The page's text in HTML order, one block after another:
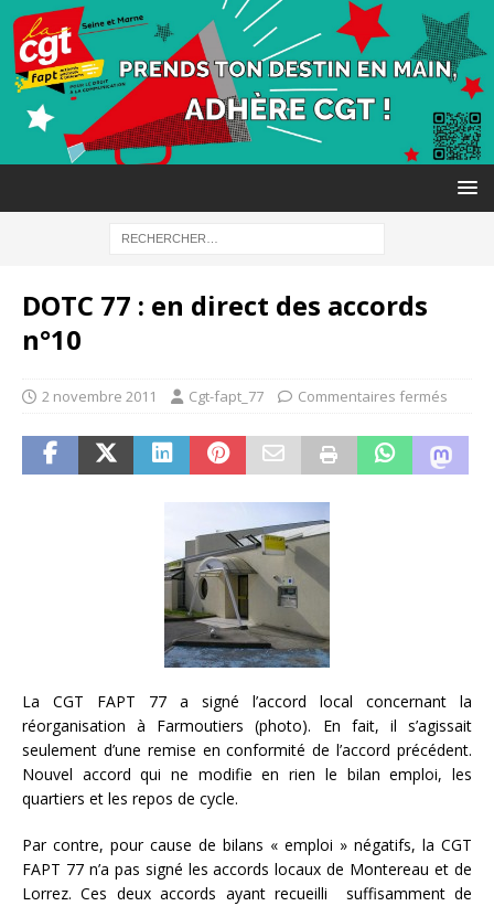
DOTC 77 : en direct des accords
n°10
2 novembre 2011 Cgt-fapt_77 Commentaires fermés
La CGT FAPT 77 a signé l’accord local concernant la
réorganisation à Farmoutiers (photo). En fait, il s’agissait
seulement d’une remise en conformité de l’accord précédent.
Nouvel accord qui ne modifie en rien le bilan emploi, les
quartiers et les repos de cycle.
Par contre, pour cause de bilans « emploi » négatifs, la CGT
FAPT 77 n’a pas signé les accords locaux de Montereau et de
Lorrez. Ces deux accords ayant recueilli suffisamment de